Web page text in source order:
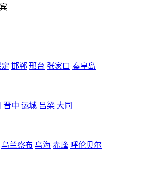
邯郸 邢台 张家口 秦皇岛
晋中 运城 吕梁 大同
乌兰察布 乌海 赤峰 呼伦贝尔